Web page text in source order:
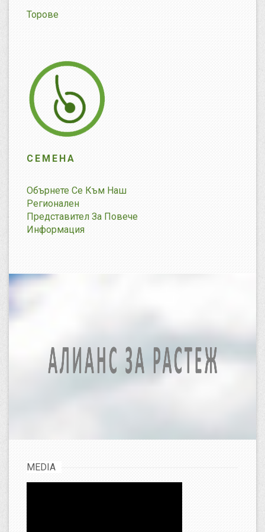
Торове
СЕМЕНА
Обърнете Се Към Наш
Регионален
Представител За Повече
Информация
MEDIA